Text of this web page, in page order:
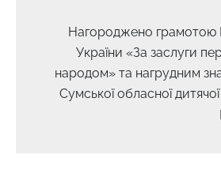
Нагороджено грамотою
України «За заслуги
народом» та нагрудним
Сумської обласної дитячої